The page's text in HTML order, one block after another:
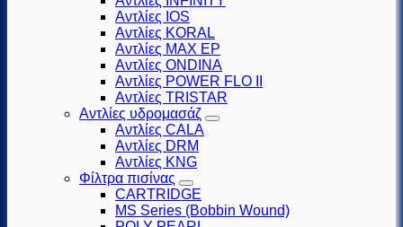
Αντλίες IOS
Αντλίες KORAL
Αντλίες MAX EP
Αντλίες ONDINA
Αντλίες POWER FLO II
Αντλίες TRISTAR
Αντλίες υδρομασάζ
Αντλίες CALA
Αντλίες DRM
Αντλίες KNG
Φίλτρα πισίνας
CARTRIDGE
MS Series (Βobbin Wound)